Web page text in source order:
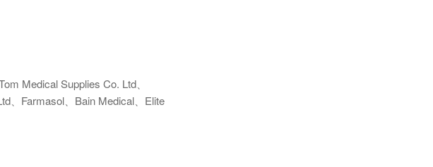
Medical Supplies Co. Ltd、
、Farmasol、Bain Medical、Elite